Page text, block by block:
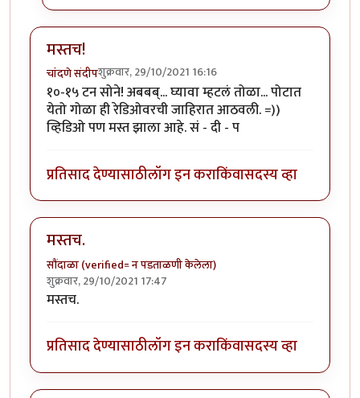
मस्तच!
चांदणे संदीपशुक्रवार, 29/10/2021 16:16
१०-१५ टन सोने! अबबब्... घ्यावा म्हटलं तोळा... पोटात
येतो गोळा ही रेडिओवरची जाहिरात आठवली. =))
व्हिडिओ पण मस्त झाला आहे. सं - दी - प
प्रतिसाद देण्यासाठीलॉग इन कराकिंवासदस्य व्हा
मस्तच.
सौंदाळा (verified= न पडताळणी केलेला)
शुक्रवार, 29/10/2021 17:47
मस्तच.
प्रतिसाद देण्यासाठीलॉग इन कराकिंवासदस्य व्हा